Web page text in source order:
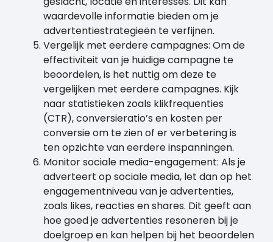
waardevolle informatie bieden om je
advertentiestrategieën te verfijnen.
Vergelijk met eerdere campagnes: Om de
effectiviteit van je huidige campagne te
beoordelen, is het nuttig om deze te
vergelijken met eerdere campagnes. Kijk
naar statistieken zoals klikfrequenties
(CTR), conversieratio’s en kosten per
conversie om te zien of er verbetering is
ten opzichte van eerdere inspanningen.
Monitor sociale media-engagement: Als je
adverteert op sociale media, let dan op het
engagementniveau van je advertenties,
zoals likes, reacties en shares. Dit geeft aan
hoe goed je advertenties resoneren bij je
doelgroep en kan helpen bij het beoordelen